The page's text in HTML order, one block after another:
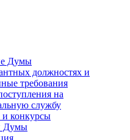
Думы
должностях и
требования
на
службу
конкурсы
Думы